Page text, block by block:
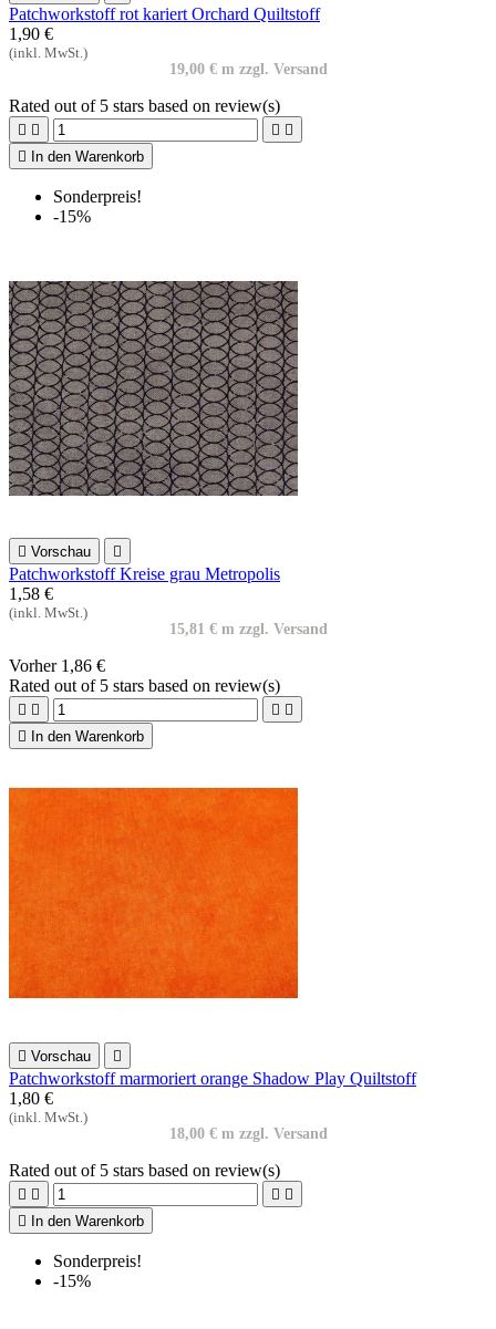
Patchworkstoff rot kariert Orchard Quiltstoff
1,90 €
(inkl. MwSt.)
19,00 € m zzgl. Versand
Rated out of 5 stars based on review(s)
   

In den Warenkorb
Sonderpreis!
-15%
 Vorschau 
Patchworkstoff Kreise grau Metropolis
1,58 €
(inkl. MwSt.)
15,81 € m zzgl. Versand
Vorher 1,86 €
Rated out of 5 stars based on review(s)
   

In den Warenkorb
 Vorschau 
Patchworkstoff marmoriert orange Shadow Play Quiltstoff
1,80 €
(inkl. MwSt.)
18,00 € m zzgl. Versand
Rated out of 5 stars based on review(s)
   

In den Warenkorb
Sonderpreis!
-15%